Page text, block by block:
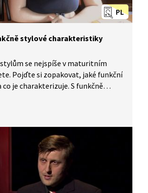
PL
stylové charakteristiky
se nejspíše v maturitním
Pojďte si zopakovat, jaké funkční
je charakterizuje. S funkčně
takových úloh, a to včetně rizik